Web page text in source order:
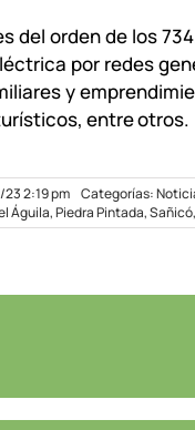
del orden de los
por redes
y
entre otros.
2:19 pm Categorías:
Águila,Piedra Pintada,Sañicó,